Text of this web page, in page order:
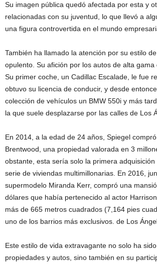
Su imagen pública quedó afectada por esta y
relacionadas con su juventud, lo que llevó a
una figura controvertida en el mundo
También ha llamado la atención por su estilo
opulento. Su afición por los autos de alta gama
Su primer coche, un Cadillac Escalade, le fue
obtuvo su licencia de conducir, y desde
colección de vehículos un BMW 550i y más
la que suele desplazarse por las calles de Los
En 2014, a la edad de 24 años, Spiegel
Brentwood, una propiedad valorada en 3
obstante, esta sería solo la primera
serie de viviendas multimillonarias. En 2016,
supermodelo Miranda Kerr, compró una
dólares que había pertenecido al actor
más de 665 metros cuadrados (7,164 pies
uno de los barrios más exclusivos. de Los
Este estilo de vida extravagante no solo ha
propiedades y autos, sino también en su